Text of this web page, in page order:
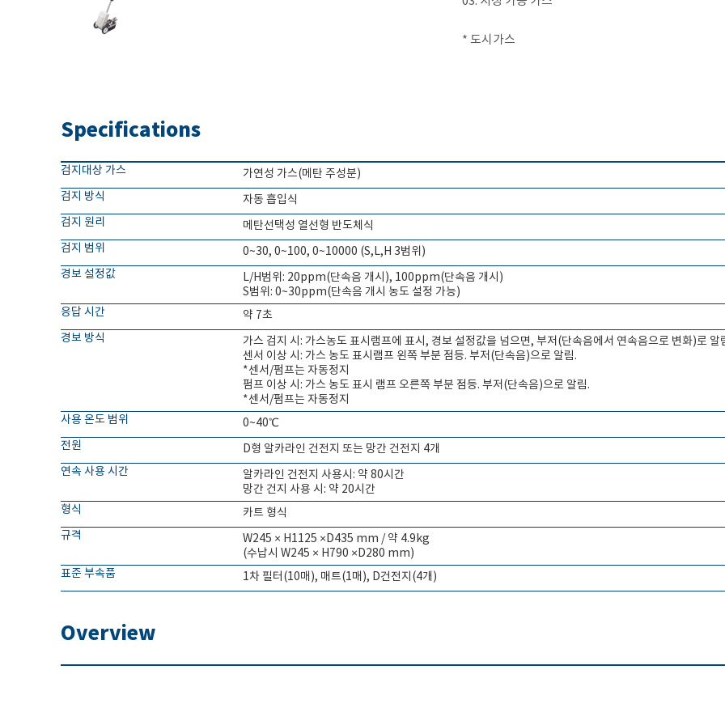
* 도시가스
Specifications
검지대상 가스
가연성 가스(메탄 주성분)
검지 방식
자동 흡입식
검지 원리
메탄선택성 열선형 반도체식
검지 범위
0~30, 0~100, 0~10000 (S,L,H 3범위)
경보 설정값
L/H범위: 20ppm(단속음 개시), 100ppm(단속음 개시)
S범위: 0~30ppm(단속음 개시 농도 설정 가능)
응답 시간
약 7초
경보 방식
가스 검지 시: 가스농도 표시램프에 표시, 경보 설정값을 넘으면, 부저(단속음에서 연속음으로 변화)로 알
센서 이상 시: 가스 농도 표시램프 왼쪽 부분 점등. 부저(단속음)으로 알림.
*센서/펌프는 자동정지
펌프 이상 시: 가스 농도 표시 램프 오른쪽 부분 점등. 부저(단속음)으로 알림.
*센서/펌프는 자동정지
사용 온도 범위
0~40℃
전원
D형 알카라인 건전지 또는 망간 건전지 4개
연속 사용 시간
알카라인 건전지 사용시: 약 80시간
망간 건지 사용 시: 약 20시간
형식
카트 형식
규격
W245 × H1125 ×D435 mm / 약 4.9kg
(수납시 W245 × H790 ×D280 mm)
표준 부속품
1차 필터(10매), 매트(1매), D건전지(4개)
Overview